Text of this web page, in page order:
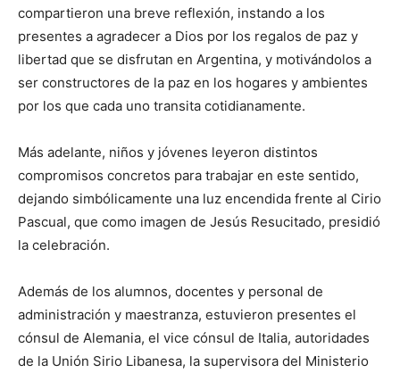
compartieron una breve reflexión, instando a los
presentes a agradecer a Dios por los regalos de paz y
libertad que se disfrutan en Argentina, y motivándolos a
ser constructores de la paz en los hogares y ambientes
por los que cada uno transita cotidianamente.
Más adelante, niños y jóvenes leyeron distintos
compromisos concretos para trabajar en este sentido,
dejando simbólicamente una luz encendida frente al Cirio
Pascual, que como imagen de Jesús Resucitado, presidió
la celebración.
Además de los alumnos, docentes y personal de
administración y maestranza, estuvieron presentes el
cónsul de Alemania, el vice cónsul de Italia, autoridades
de la Unión Sirio Libanesa, la supervisora del Ministerio